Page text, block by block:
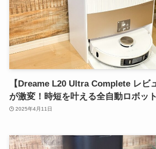
【Dreame L20 Ultra Complete レビ
が激変！時短を叶える全自動ロボッ
2025年4月11日